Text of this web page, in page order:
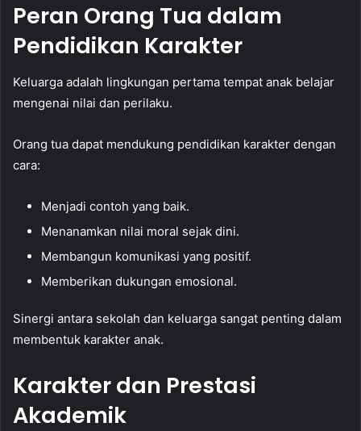
Peran Orang Tua dalam
Pendidikan Karakter
Keluarga adalah lingkungan pertama tempat anak belajar
mengenai nilai dan perilaku.
Orang tua dapat mendukung pendidikan karakter dengan
cara:
Menjadi contoh yang baik.
Menanamkan nilai moral sejak dini.
Membangun komunikasi yang positif.
Memberikan dukungan emosional.
Sinergi antara sekolah dan keluarga sangat penting dalam
membentuk karakter anak.
Karakter dan Prestasi
Akademik